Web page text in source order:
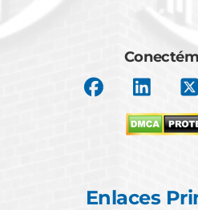
Enlaces